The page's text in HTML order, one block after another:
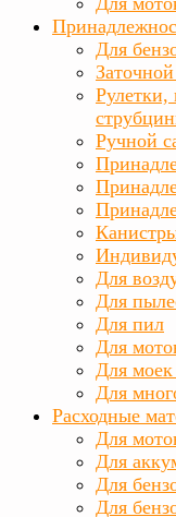
Для
Рулетки,
Ручной
Для
Для
Для пил
Для
Для моек
Для
Расходные
Для
Для
Для
Для